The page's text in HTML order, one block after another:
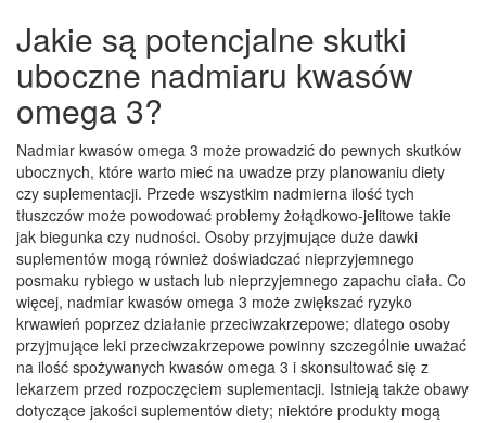
Jakie są potencjalne skutki
uboczne nadmiaru kwasów
omega 3?
Nadmiar kwasów omega 3 może prowadzić do pewnych skutków
ubocznych, które warto mieć na uwadze przy planowaniu diety
czy suplementacji. Przede wszystkim nadmierna ilość tych
tłuszczów może powodować problemy żołądkowo-jelitowe takie
jak biegunka czy nudności. Osoby przyjmujące duże dawki
suplementów mogą również doświadczać nieprzyjemnego
posmaku rybiego w ustach lub nieprzyjemnego zapachu ciała. Co
więcej, nadmiar kwasów omega 3 może zwiększać ryzyko
krwawień poprzez działanie przeciwzakrzepowe; dlatego osoby
przyjmujące leki przeciwzakrzepowe powinny szczególnie uważać
na ilość spożywanych kwasów omega 3 i skonsultować się z
lekarzem przed rozpoczęciem suplementacji. Istnieją także obawy
dotyczące jakości suplementów diety; niektóre produkty mogą